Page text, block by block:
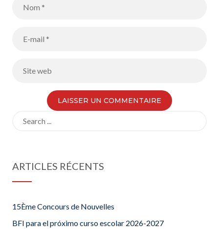
ARTICLES RÉCENTS
15Ème Concours de Nouvelles
BFI para el próximo curso escolar 2026-2027